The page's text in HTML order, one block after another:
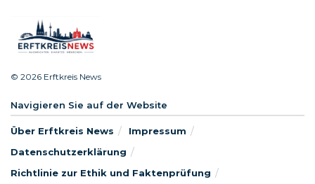
© 2026 Erftkreis News
Navigieren Sie auf der Website
Über Erftkreis News
Impressum
Datenschutzerklärung
Richtlinie zur Ethik und Faktenprüfung